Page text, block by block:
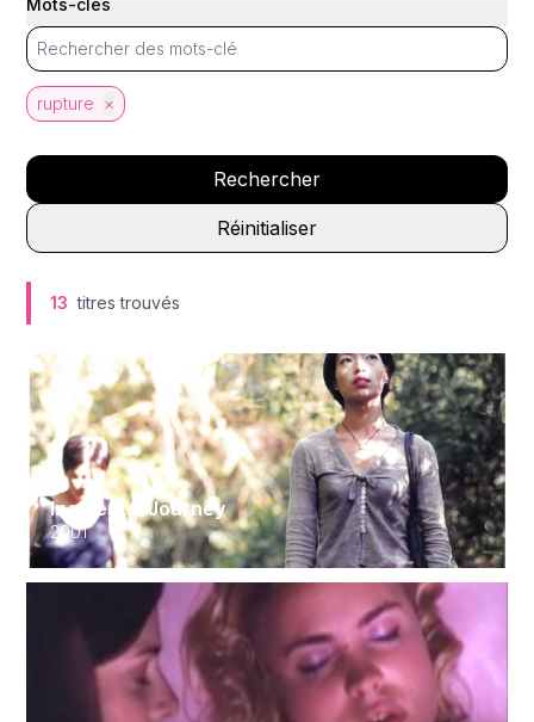
Mots-clés
rupture ×
Rechercher
Réinitialiser
13 titres trouvés
Incidental Journey
2001